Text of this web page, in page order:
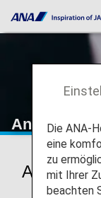
Die ANA-
eine
zu
mit Ihrer
beachten